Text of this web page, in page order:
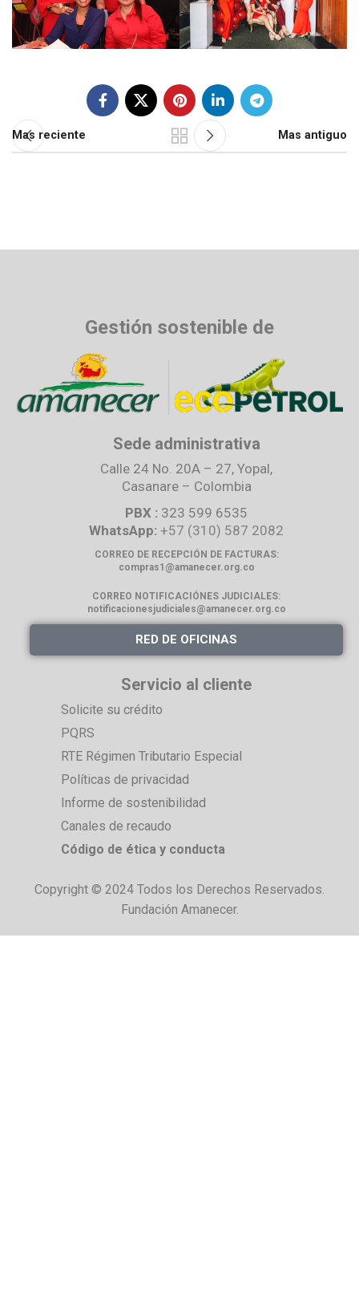
Mas reciente Mas antiguo
Gestión sostenible de
Sede administrativa
Calle 24 No. 20A – 27, Yopal,
Casanare – Colombia
PBX : 323 599 6535
WhatsApp: +57 (310) 587 2082
CORREO DE RECEPCIÓN DE FACTURAS:
compras1@amanecer.org.co
CORREO NOTIFICACIÓNES JUDICIALES:
notificacionesjudiciales@amanecer.org.co
RED DE OFICINAS
Servicio al cliente
Solicite su crédito
PQRS
RTE Régimen Tributario Especial
Políticas de privacidad
Informe de sostenibilidad
Canales de recaudo
Código de ética y conducta
Copyright © 2024 Todos los Derechos Reservados.
Fundación Amanecer.